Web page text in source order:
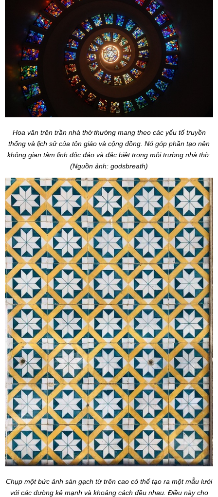
Hoa văn trên trần nhà thờ thường mang theo các yếu tố truyền
thống và lịch sử của tôn giáo và cộng đồng. Nó góp phần tạo nên
không gian tâm linh độc đáo và đặc biệt trong môi trường nhà thờ.
(Nguồn ảnh: godsbreath)
Chụp một bức ảnh sàn gạch từ trên cao có thể tạo ra một mẫu lưới
với các đường kẻ mạnh và khoảng cách đều nhau. Điều này cho